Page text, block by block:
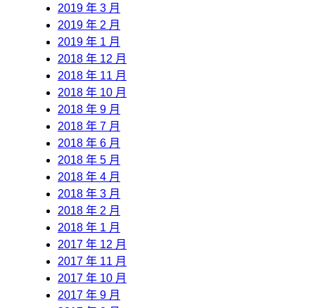
2019 年 3 月
2019 年 2 月
2019 年 1 月
2018 年 12 月
2018 年 11 月
2018 年 10 月
2018 年 9 月
2018 年 7 月
2018 年 6 月
2018 年 5 月
2018 年 4 月
2018 年 3 月
2018 年 2 月
2018 年 1 月
2017 年 12 月
2017 年 11 月
2017 年 10 月
2017 年 9 月